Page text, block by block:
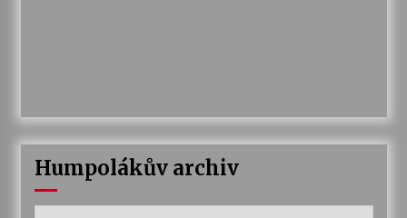
Humpolákův archiv